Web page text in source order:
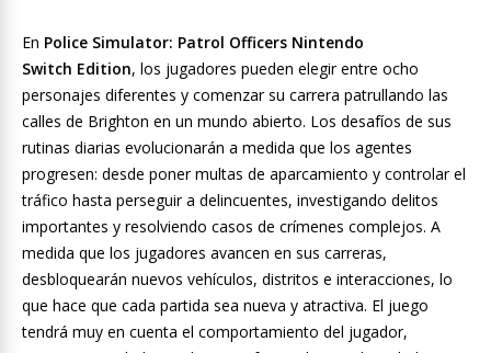
En Police Simulator: Patrol Officers Nintendo
Switch Edition, los jugadores pueden elegir entre ocho
personajes diferentes y comenzar su carrera patrullando las
calles de Brighton en un mundo abierto. Los desafíos de sus
rutinas diarias evolucionarán a medida que los agentes
progresen: desde poner multas de aparcamiento y controlar el
tráfico hasta perseguir a delincuentes, investigando delitos
importantes y resolviendo casos de crímenes complejos. A
medida que los jugadores avancen en sus carreras,
desbloquearán nuevos vehículos, distritos e interacciones, lo
que hace que cada partida sea nueva y atractiva. El juego
tendrá muy en cuenta el comportamiento del jugador,